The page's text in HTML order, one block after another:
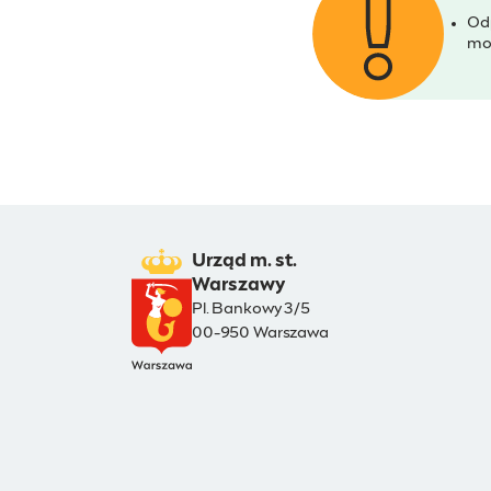
Urząd m. st.
Warszawy
Pl. Bankowy 3/5
00-950 Warszawa